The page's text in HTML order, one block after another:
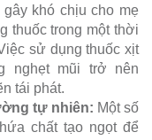
khó chịu cho mẹ
thuốc trong một thời
sử dụng thuốc xịt
nghẹt mũi trở nên
tái phát.
tự nhiên: Một số
chất tạo ngọt để